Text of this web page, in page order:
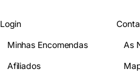
Login
Minhas Encomendas
Afiliados
As